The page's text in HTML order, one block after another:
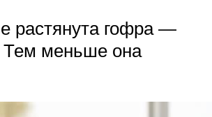
растянута гофра —
меньше она